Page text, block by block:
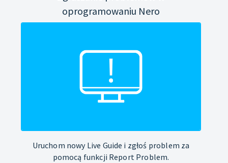
oprogramowaniu Nero
Uruchom nowy Live Guide i zgłoś problem za
pomocą funkcji Report Problem.